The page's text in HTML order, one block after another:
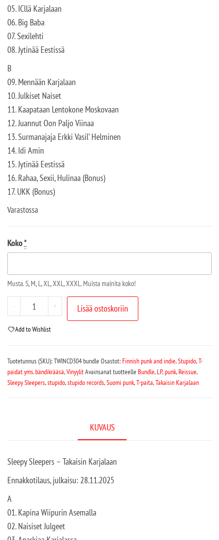
05. ICllä Karjalaan
06. Big Baba
07. Sexilehti
08. Jytinää Eestissä
B
09. Mennään Karjalaan
10. Julkiset Naiset
11. Kaapataan Lentokone Moskovaan
12. Juannut Oon Paljo Viinaa
13. Surmanajaja Erkki Vasil’ Helminen
14. Idi Amin
15. Jytinää Eestissä
16. Rahaa, Sexii, Hulinaa (Bonus)
17. UKK (Bonus)
Varastossa
Koko*
Musta. S, M, L, XL, XXL, XXXL. Muista mainita koko!
- + Lisää ostoskoriin
Add to Wishlist
Tuotetunnus (SKU):TWINCD304 bundleOsastot:Finnish punk and indie,Stupido,T-
paidat yms. bändikrääsä,VinyylitAvainsanat tuotteelleBundle,LP,punk,Reissue,
Sleepy Sleepers,stupido,stupido records,Suomi punk,T-paita,Takaisin Karjalaan
KUVAUS
Sleepy Sleepers – Takaisin Karjalaan
Ennakkotilaus, julkaisu: 28.11.2025
A
01. Kapina Wiipurin Asemalla
02. Naisiset Julgeet